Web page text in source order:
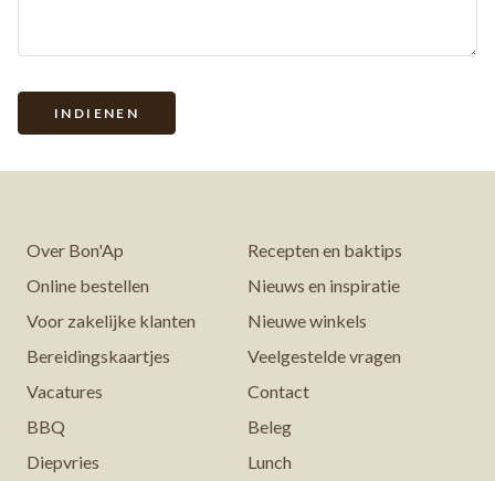
Over Bon'Ap
Recepten en baktips
Online bestellen
Nieuws en inspiratie
Voor zakelijke klanten
Nieuwe winkels
Bereidingskaartjes
Veelgestelde vragen
Vacatures
Contact
BBQ
Beleg
Diepvries
Lunch